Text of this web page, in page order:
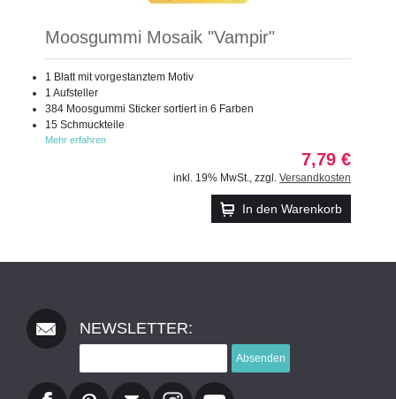
Moosgummi Mosaik "Vampir"
1 Blatt mit vorgestanztem Motiv
1 Aufsteller
384 Moosgummi Sticker sortiert in 6 Farben
15 Schmuckteile
Mehr erfahren
7,79 €
inkl. 19% MwSt. zzgl. Versandkosten
In den Warenkorb
NEWSLETTER:
Absenden